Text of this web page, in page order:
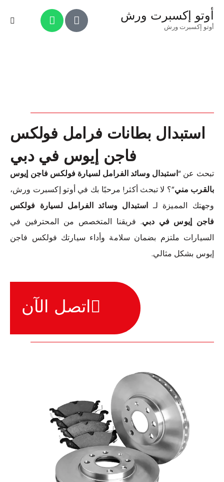
أوتو إكسبرت ورش
أوتو إكسبرت ورش
استبدال بطانات فرامل فولكس
فاجن إيوس في دبي
تبحث عن “استبدال وسائد الفرامل لسيارة فولكس فاجن إيوس
بالقرب مني”؟ لا تبحث أكثر! مرحبًا بك في أوتو إكسبرت ورش،
وجهتك المميزة لـ استبدال وسائد الفرامل لسيارة فولكس
فاجن إيوس في دبي. فريقنا المتخصص من المحترفين في
السيارات ملتزم بضمان سلامة وأداء سيارتك فولكس فاجن
إيوس بشكل مثالي.
اتصل الآن